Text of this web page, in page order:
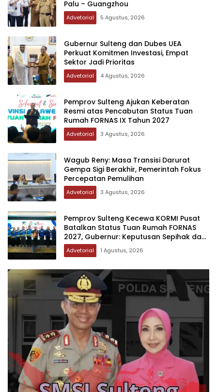
Palu – Guangzhou
Advetorial 5 Agustus, 2026
Gubernur Sulteng dan Dubes UEA
Perkuat Komitmen Investasi, Empat
Sektor Jadi Prioritas
Advetorial 4 Agustus, 2026
Pemprov Sulteng Ajukan Keberatan
Resmi atas Pencabutan Status Tuan
Rumah FORNAS IX Tahun 2027
Advetorial 3 Agustus, 2026
Wagub Reny: Masa Transisi Darurat
Gempa Sigi Berakhir, Pemerintah Fokus
Percepatan Pemulihan
Advetorial 3 Agustus, 2026
Pemprov Sulteng Kecewa KORMI Pusat
Batalkan Status Tuan Rumah FORNAS
2027, Gubernur: Keputusan Sepihak dan
Tanpa Koordinasi
Advetorial 1 Agustus, 2026